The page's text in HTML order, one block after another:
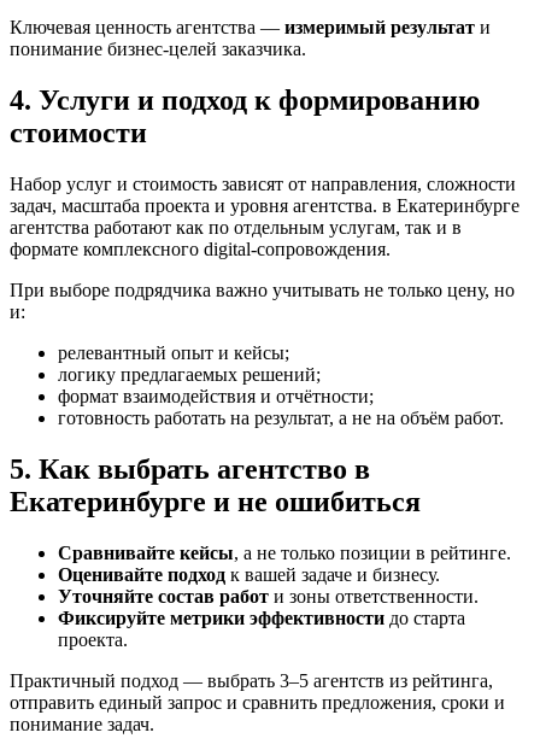
Ключевая ценность агентства — измеримый результат и
понимание бизнес-целей заказчика.
4. Услуги и подход к формированию
стоимости
Набор услуг и стоимость зависят от направления, сложности
задач, масштаба проекта и уровня агентства. в Екатеринбурге
агентства работают как по отдельным услугам, так и в
формате комплексного digital-сопровождения.
При выборе подрядчика важно учитывать не только цену, но
и:
релевантный опыт и кейсы;
логику предлагаемых решений;
формат взаимодействия и отчётности;
готовность работать на результат, а не на объём работ.
5. Как выбрать агентство в
Екатеринбурге и не ошибиться
Сравнивайте кейсы, а не только позиции в рейтинге.
Оценивайте подход к вашей задаче и бизнесу.
Уточняйте состав работ и зоны ответственности.
Фиксируйте метрики эффективности до старта
проекта.
Практичный подход — выбрать 3–5 агентств из рейтинга,
отправить единый запрос и сравнить предложения, сроки и
понимание задач.